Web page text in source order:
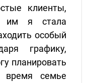
клиенты,
им я стала
особый
графику,
планировать
время семье